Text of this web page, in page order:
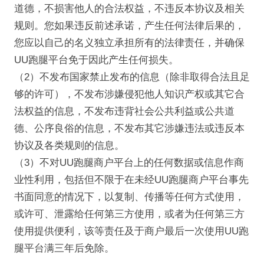
道德，不损害他人的合法权益，不违反本协议及相关
规则。您如果违反前述承诺，产生任何法律后果的，
您应以自己的名义独立承担所有的法律责任，并确保
UU跑腿平台免于因此产生任何损失。
（2）不发布国家禁止发布的信息（除非取得合法且足
够的许可），不发布涉嫌侵犯他人知识产权或其它合
法权益的信息，不发布违背社会公共利益或公共道
德、公序良俗的信息，不发布其它涉嫌违法或违反本
协议及各类规则的信息。
（3）不对UU跑腿商户平台上的任何数据或信息作商
业性利用，包括但不限于在未经UU跑腿商户平台事先
书面同意的情况下，以复制、传播等任何方式使用，
或许可、泄露给任何第三方使用，或者为任何第三方
使用提供便利，该等责任及于商户最后一次使用UU跑
腿平台满三年后免除。